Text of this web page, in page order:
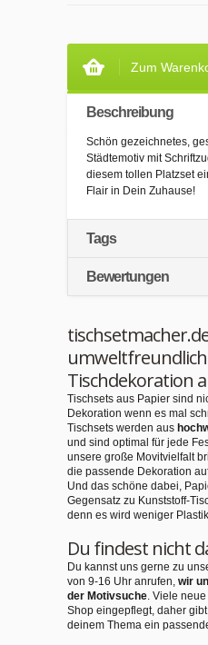
Zum
Beschreibung
Schön gezeichnetes,
Städtemotiv mit
diesem tollen Platzset
Flair in Dein Zuhause!
Tags
Bewertungen
Tischdekoration
Tischsets aus Papier sind
Dekoration wenn es mal
Tischsets werden aus
und sind optimal für jede
unsere große Movitvielfalt
die passende Dekoration
Und das schöne dabei,
Gegensatz zu Kunststoff-
denn es wird weniger
Du findest nicht
Du kannst uns gerne zu
von 9-16 Uhr anrufen, wir
der Motivsuche. Viele
Shop eingepflegt, daher
deinem Thema ein